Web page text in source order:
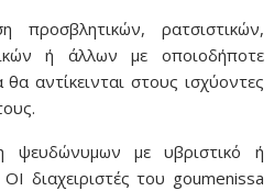
προσβλητικών, ρατσιστικών,
ή άλλων με οποιοδήποτε
αντίκεινται στους ισχύοντες
ψευδώνυμων με υβριστικό ή
διαχειριστές του goumenissa